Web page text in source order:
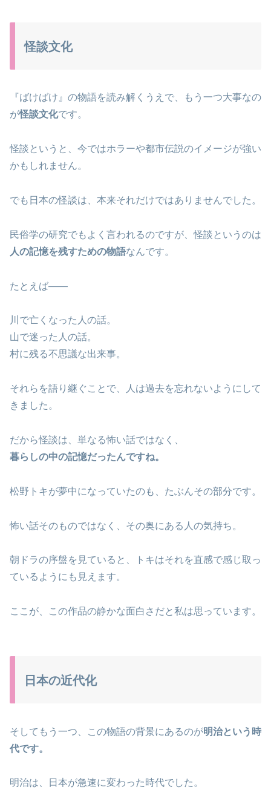
怪談文化
『ばけばけ』の物語を読み解くうえで、もう一つ大事なの
が怪談文化です。
怪談というと、今ではホラーや都市伝説のイメージが強い
かもしれません。
でも日本の怪談は、本来それだけではありませんでした。
民俗学の研究でもよく言われるのですが、怪談というのは
人の記憶を残すための物語なんです。
たとえば——
川で亡くなった人の話。
山で迷った人の話。
村に残る不思議な出来事。
それらを語り継ぐことで、人は過去を忘れないようにして
きました。
だから怪談は、単なる怖い話ではなく、
暮らしの中の記憶だったんですね。
松野トキが夢中になっていたのも、たぶんその部分です。
怖い話そのものではなく、その奥にある人の気持ち。
朝ドラの序盤を見ていると、トキはそれを直感で感じ取っ
ているようにも見えます。
ここが、この作品の静かな面白さだと私は思っています。
日本の近代化
そしてもう一つ、この物語の背景にあるのが明治という時
代です。
明治は、日本が急速に変わった時代でした。